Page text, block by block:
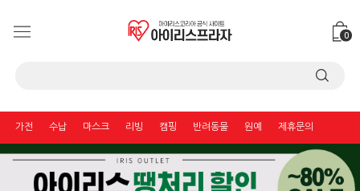
0
가전 수납 마스크 리빙 캠핑 반려동물 원예 제휴문의